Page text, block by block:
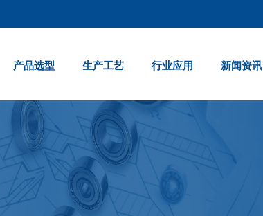
产品选型 生产工艺 行业应用 新闻资讯